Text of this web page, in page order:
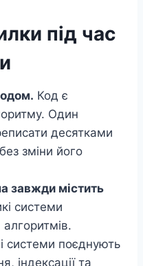
під час
Код є
Один
десятками
зміни його
завжди містить
системи
системи поєднують
індексації та